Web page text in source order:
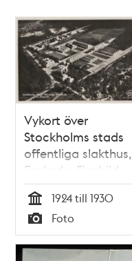
Vykort över
Stockholms stads
offentliga slakthus,
Enskede. Flygbild.
Tid
1924 till 1930
Typ
Foto